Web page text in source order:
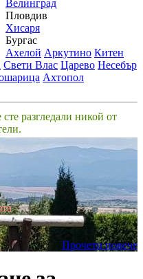
Велинград
Пловдив
Хисаря
Бургас
Ахелой Аркутино Китен
Свети Влас Царево Несебър
Ахтопол
разгледали никой от
Прочети повече